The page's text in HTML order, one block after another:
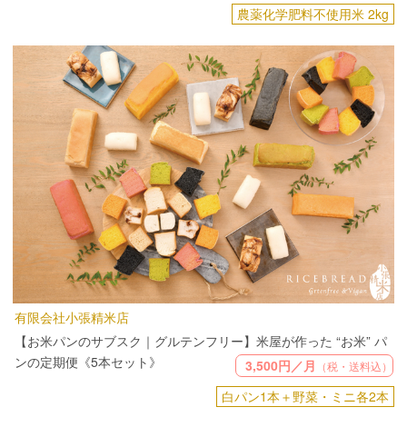
農薬化学肥料不使用米 2kg
有限会社小張精米店
【お米パンのサブスク｜グルテンフリー】米屋が作った “お米” パ
ンの定期便《5本セット》
3,500円／月 （税・送料込）
白パン1本＋野菜・ミニ各2本